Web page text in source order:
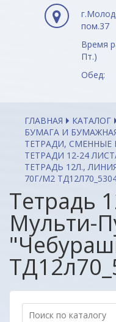
пом.37
Время
Пт.)
ГЛАВНАЯ КАТАЛОГ
БУМАГА И
ТЕТРАДИ,
ТЕТРАДИ 12-24
ТЕТРАДЬ 12Л.,
70Г/М2
Тетрадь
Мульти-